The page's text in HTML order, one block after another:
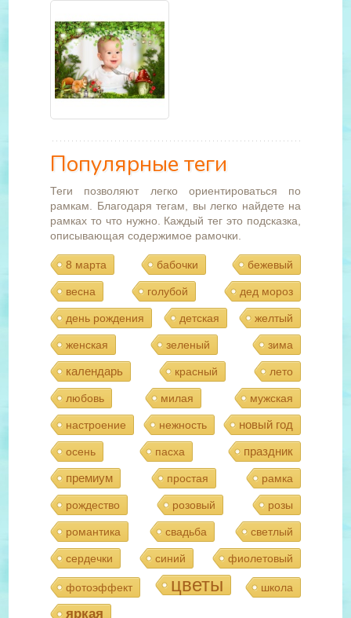
Популярные теги
Теги позволяют легко ориентироваться по
рамкам. Благодаря тегам, вы легко найдете на
рамках то что нужно. Каждый тег это подсказка,
описывающая содержимое рамочки.
8 марта бабочки бежевый
весна голубой дед мороз
день рождения детская желтый
женская зеленый зима
календарь красный лето
любовь милая мужская
настроение нежность новый год
осень пасха
праздник
премиум
простая рамка
рождество розовый розы
романтика свадьба светлый
сердечки синий фиолетовый
фотоэффект цветы школа
яркая